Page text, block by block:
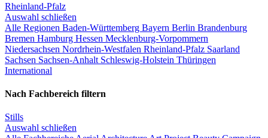
Rheinland-Pfalz
Auswahl schließen
Alle Regionen Baden-Württemberg Bayern Berlin Brandenburg
Bremen Hamburg Hessen Mecklenburg-Vorpommern
Niedersachsen Nordrhein-Westfalen Rheinland-Pfalz Saarland
Sachsen Sachsen-Anhalt Schleswig-Holstein Thüringen
International
Nach Fachbereich filtern
Stills
Auswahl schließen